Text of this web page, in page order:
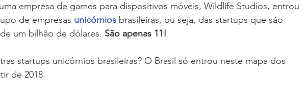
de empresas unicórnios brasileiras, ou seja, das startups que são
um bilhão de dólares. São apenas 11!
startups unicórnios brasileiras? O Brasil só entrou neste mapa dos
de 2018.